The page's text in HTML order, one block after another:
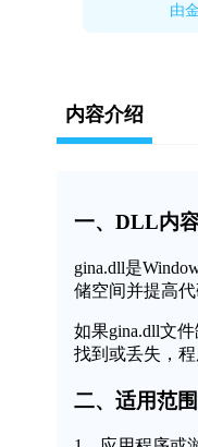
由
内容介绍
一、DLL内
gina.dll是
储空间并提高代
如果gina.dll文
找到或丢失，程
二、适用范围